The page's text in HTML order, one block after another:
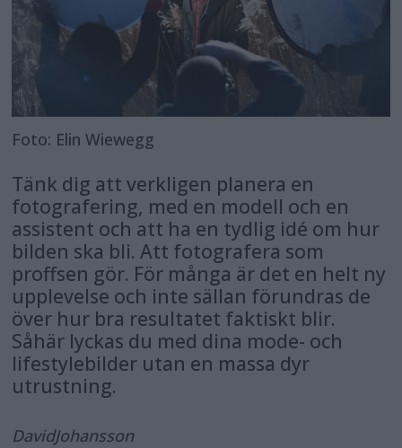
Foto: Elin Wiewegg
Tänk dig att verkligen planera en
fotografering, med en modell och en
assistent och att ha en tydlig idé om hur
bilden ska bli. Att fotografera som
proffsen gör. För många är det en helt ny
upplevelse och inte sällan förundras de
över hur bra resultatet faktiskt blir.
Såhär lyckas du med dina mode- och
lifestylebilder utan en massa dyr
utrustning.
DavidJohansson